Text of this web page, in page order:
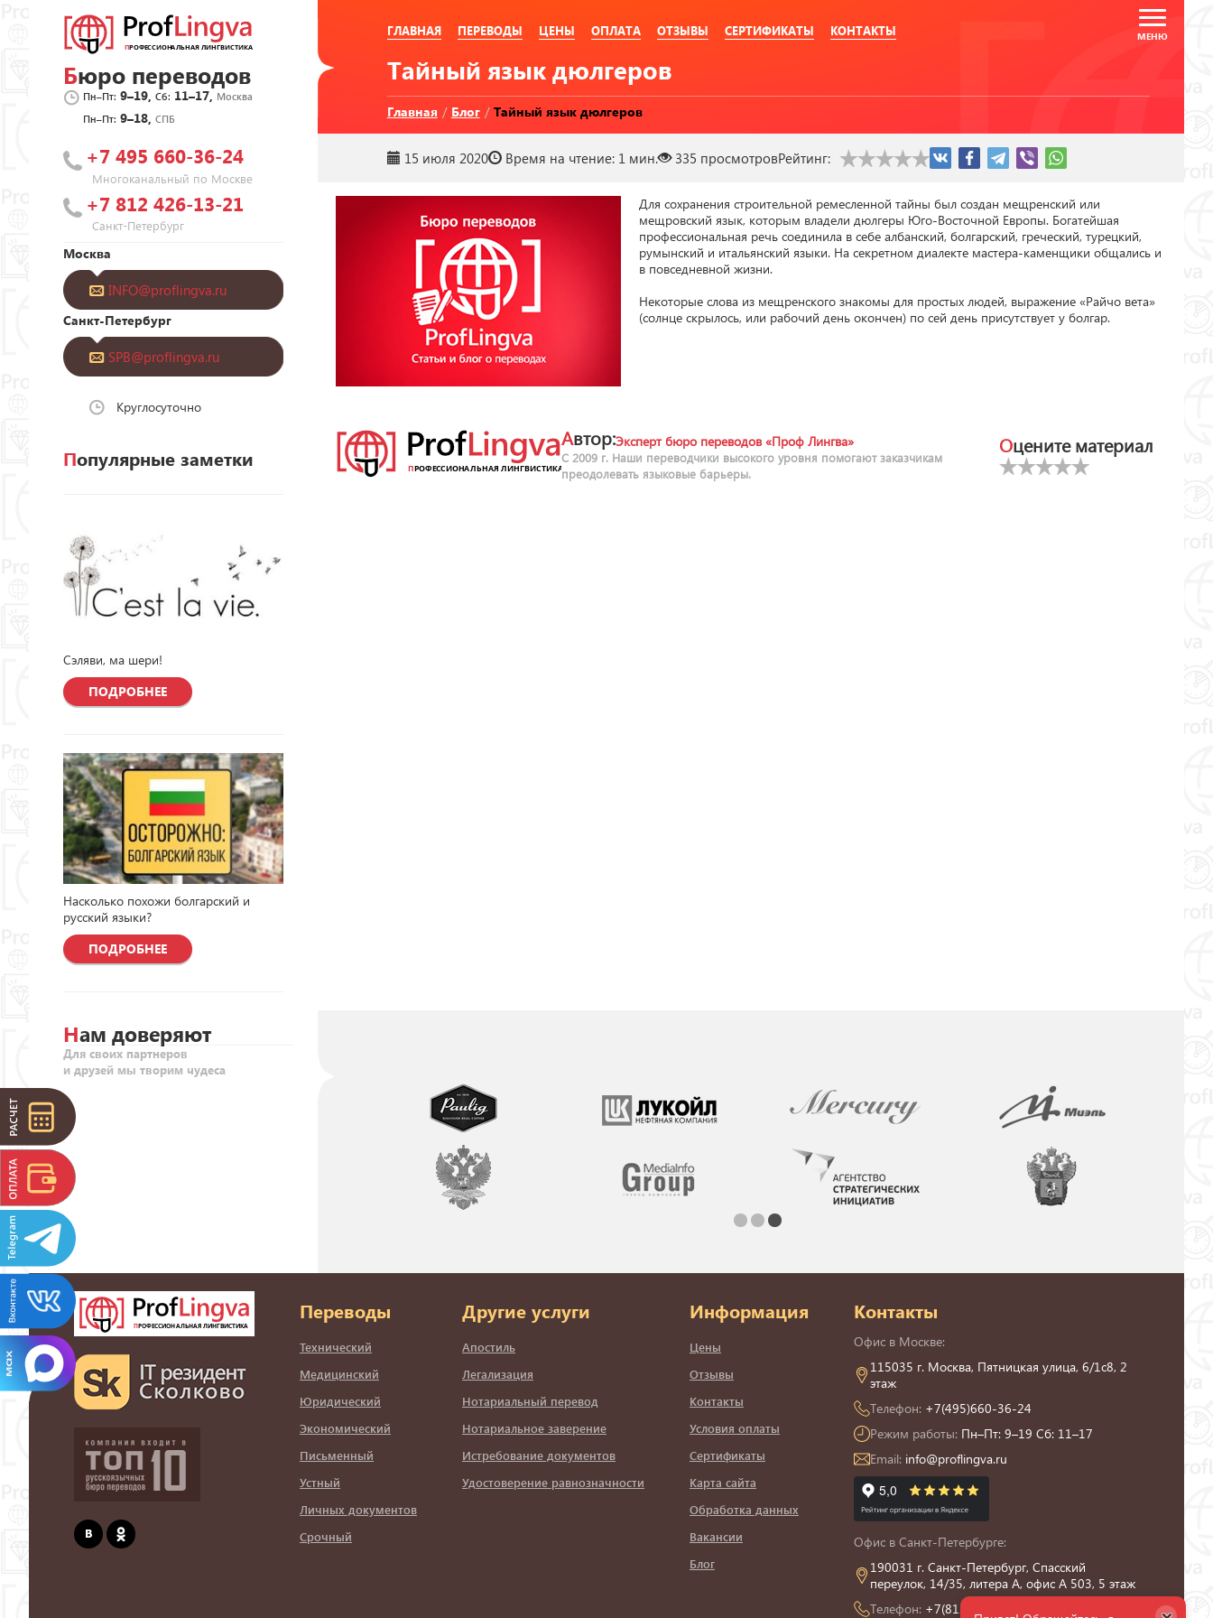
Бюро переводов
Пн–Пт: 9–19,Сб: 11–17, Москва
Пн–Пт: 9–18,СПБ
ГЛАВНАЯ ПЕРЕВОДЫ ЦЕНЫ ОПЛАТА ОТЗЫВЫ СЕРТИФИКАТЫ КОНТАКТЫ
Тайный язык дюлгеров
Главная / Блог / Тайный язык дюлгеров
+7 495 660-36-24
Многоканальный по Москве
+7 812 426-13-21
Санкт-Петербург
Москва
INFO@proflingva.ru
Санкт-Петербург
SPB@proflingva.ru
Круглосуточно
Популярные заметки
Сэляви, ма шери!
ПОДРОБНЕЕ
Насколько похожи болгарский и
русский языки?
ПОДРОБНЕЕ
15 июля 2020 Время на чтение: 1 мин. 335 просмотровРейтинг:
Для сохранения строительной ремесленной тайны был создан мещренский или
мещровский язык, которым владели дюлгеры Юго-Восточной Европы. Богатейшая
профессиональная речь соединила в себе албанский, болгарский, греческий, турецкий,
румынский и итальянский языки. На секретном диалекте мастера-каменщики общались и
в повседневной жизни.
Некоторые слова из мещренского знакомы для простых людей, выражение «Райчо вета»
(солнце скрылось, или рабочий день окончен) по сей день присутствует у болгар.
Автор:Эксперт бюро переводов «Проф Лингва»
С 2009 г. Наши переводчики высокого уровня помогают заказчикам
преодолевать языковые барьеры.
Оцените материал
Нам доверяют
Для своих партнеров
и друзей мы творим чудеса
Переводы
Технический
Медицинский
Юридический
Экономический
Письменный
Устный
Личных документов
Срочный
Другие услуги
Апостиль
Легализация
Нотариальный перевод
Нотариальное заверение
Истребование документов
Удостоверение равнозначности
Информация
Цены
Отзывы
Контакты
Условия оплаты
Сертификаты
Карта сайта
Обработка данных
Вакансии
Блог
Контакты
Офис в Москве:
115035 г. Москва, Пятницкая улица, 6/1с8, 2
этаж
Телефон: +7(495)660-36-24
Режим работы: Пн–Пт: 9–19 Сб: 11–17
Email: info@proflingva.ru
Офис в Санкт-Петербурге:
190031 г. Санкт-Петербург, Спасский
переулок, 14/35, литера А, офис А 503, 5 этаж
Телефон: +7(812)426-13-21